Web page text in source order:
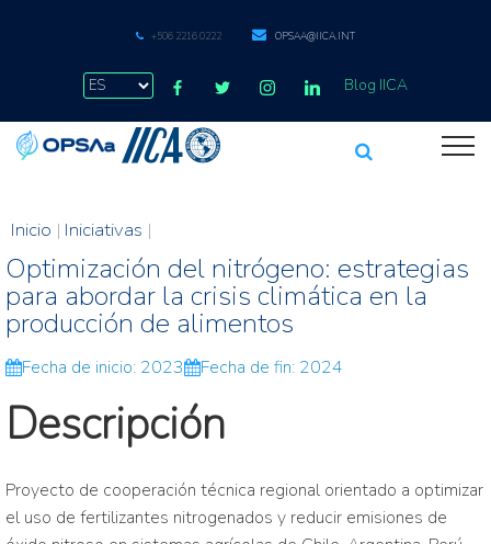
+506 2216 0222 OPSAA@IICA.INT
Blog IICA
Inicio | Iniciativas |
Optimización del nitrógeno: estrategias
para abordar la crisis climática en la
producción de alimentos
Fecha de inicio: 2023 Fecha de fin: 2024
Descripción
Proyecto de cooperación técnica regional orientado a optimizar
el uso de fertilizantes nitrogenados y reducir emisiones de